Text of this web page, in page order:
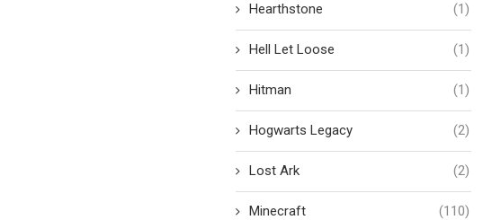
Hearthstone (1)
Hell Let Loose (1)
Hitman (1)
Hogwarts Legacy (2)
Lost Ark (2)
Minecraft (110)